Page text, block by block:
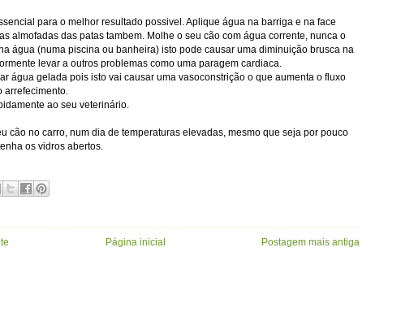
para o melhor resultado possivel. Aplique água na barriga e na face
almofadas das patas tambem. Molhe o seu cão com água corrente, nunca o
água (numa piscina ou banheira) isto pode causar uma diminuição brusca na
levar a outros problemas como uma paragem cardiaca.
água gelada pois isto vai causar uma vasoconstrição o que aumenta o fluxo
arrefecimento.
ao seu veterinário.
cão no carro, num dia de temperaturas elevadas, mesmo que seja por pouco
os vidros abertos.
Postagem mais antiga
Página inicial